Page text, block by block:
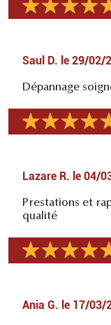
Saul D. le 29/02/
Dépannage
Lazare R. le 04/
Prestations et
qualité
Ania G. le 17/03/